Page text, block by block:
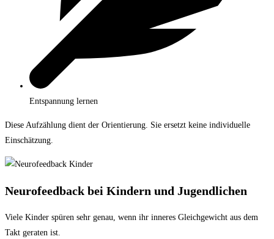
Entspannung lernen
Diese Aufzählung dient der Orientierung. Sie ersetzt keine individuelle
Einschätzung.
Neurofeedback bei Kindern und Jugendlichen
Viele Kinder spüren sehr genau, wenn ihr inneres Gleichgewicht aus dem
Takt geraten ist.